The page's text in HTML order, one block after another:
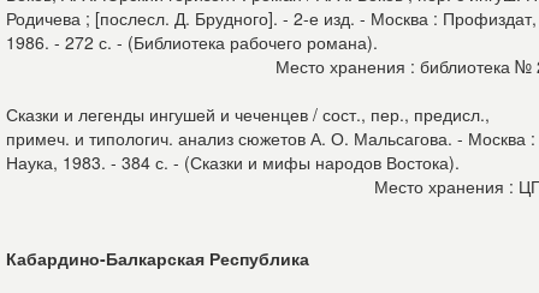
Родичева ; [послесл. Д. Брудного]. - 2-е изд. - Москва : Профиздат,
1986. - 272 с. - (Библиотека рабочего романа).
Место хранения : библиотека
Сказки и легенды ингушей и чеченцев / сост., пер., предисл.,
примеч. и типологич. анализ сюжетов А. О. Мальсагова. - Москва :
Наука, 1983. - 384 с. - (Сказки и мифы народов Востока).
Место хранения :
Кабардино-Балкарская Республика